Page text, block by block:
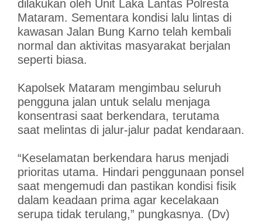
dilakukan oleh Unit Laka Lantas Polresta
Mataram. Sementara kondisi lalu lintas di
kawasan Jalan Bung Karno telah kembali
normal dan aktivitas masyarakat berjalan
seperti biasa.
Kapolsek Mataram mengimbau seluruh
pengguna jalan untuk selalu menjaga
konsentrasi saat berkendara, terutama
saat melintas di jalur-jalur padat kendaraan.
“Keselamatan berkendara harus menjadi
prioritas utama. Hindari penggunaan ponsel
saat mengemudi dan pastikan kondisi fisik
dalam keadaan prima agar kecelakaan
serupa tidak terulang,” pungkasnya. (Dv)